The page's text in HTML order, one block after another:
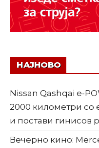
НАЈНОВО
Nissan Qashqai e-
2000 километри со
и постави гинисов
Вечерно кино: